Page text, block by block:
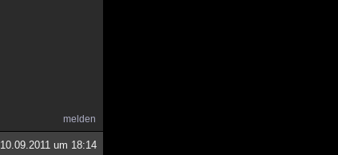
melden
10.09.2011 um 18:14